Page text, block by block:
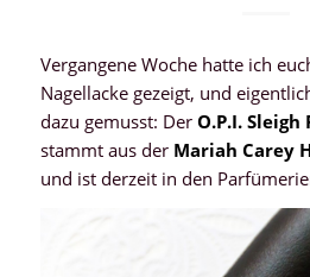
Vergangene Woche hatte ich
Nagellacke gezeigt, und
dazu gemusst: DerO.P.I. Sleigh
stammt aus der Mariah Carey
und ist derzeit in den